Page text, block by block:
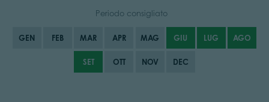
Periodo consigliato
GEN FEB MAR APR MAG GIU LUG AGO
SET OTT NOV DEC